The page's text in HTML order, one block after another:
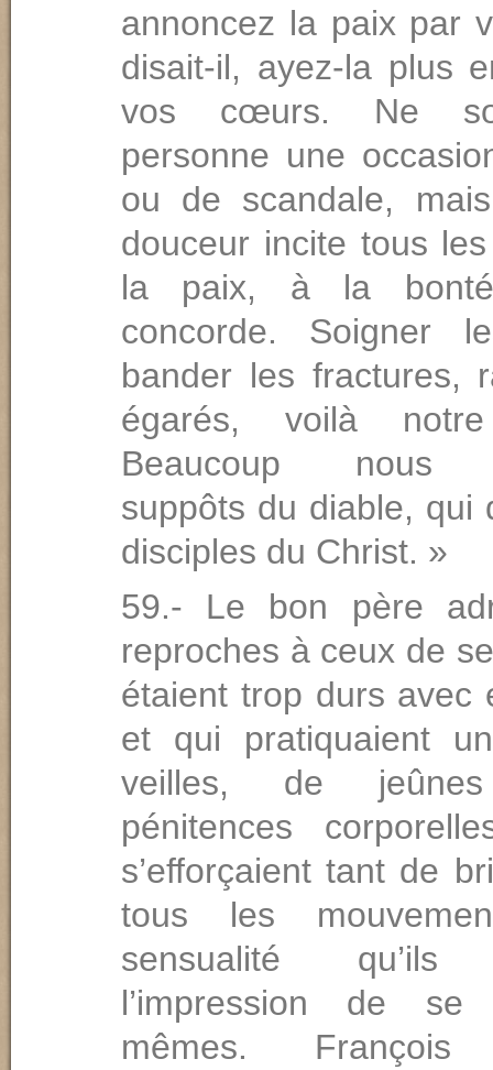
annoncez la paix par
disait-il, ayez-la plus
vos cœurs. Ne
personne une
ou de scandale,
douceur incite tous
la paix, à la
concorde. Soigner
bander les fractures,
égarés, voilà
Beaucoup nous
suppôts du diable, qui
disciples du Christ. »
59.- Le bon père
reproches à ceux de
étaient trop durs avec
et qui pratiquaient
veilles, de
pénitences
s’efforçaient tant de
tous les
sensualité qu’ils
l’impression de
mêmes.